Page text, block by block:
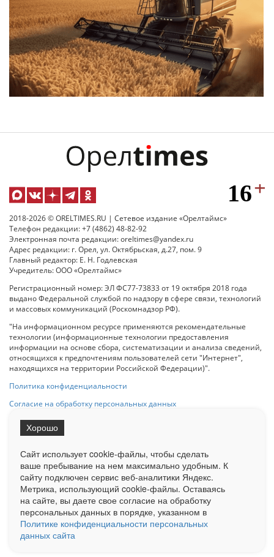
2018-2026 © ORELTIMES.RU | Сетевое издание «Орелтаймс»
Телефон редакции: +7 (4862) 48-82-92
Электронная почта редакции: oreltimes@yandex.ru
Адрес редакции: г. Орел, ул. Октябрьская, д.27, пом. 9
Главный редактор: Е. Н. Годлевская
Учредитель: ООО «Орелтаймс»
Регистрационный номер: ЭЛ ФС77-73833 от 19 октября 2018 года
выдано Федеральной службой по надзору в сфере связи, технологий
и массовых коммуникаций (Роскомнадзор РФ).
"На информационном ресурсе применяются рекомендательные
технологии (информационные технологии предоставления
информации на основе сбора, систематизации и анализа сведений,
относящихся к предпочтениям пользователей сети "Интернет",
находящихся на территории Российской Федерации)".
Политика конфиденциальности
Согласие на обработку персональных данных
При использовании любого материала с данного сайта гипер-ссылка
на Сетевое издание «ОрелТаймс» обязательна.
Ограниченная статистика посещаемости доступна на сайте
Liveinternet.ru . Подробная статистика для рекламодателей по запросу
у менеджера.
Реклама Документы О нас Контакты
Сайт использует cookie-файлы, чтобы сделать
ваше пребывание на нем максимально удобным. К
cайту подключен сервис веб-аналитики Яндекс.
Метрика, использующий cookie-файлы. Оставаясь
на сайте, вы даете свое согласие на обработку
персональных данных в порядке, указанном в
Политике конфиденциальности персональных
данных сайта
Хорошо